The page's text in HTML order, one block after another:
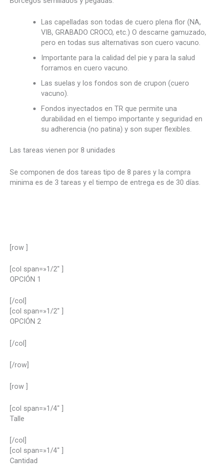
Las capelladas son todas de cuero plena flor (NA,
VIB, GRABADO CROCO, etc.) O descarne gamuzado,
pero en todas sus alternativas son cuero vacuno.
Importante para la calidad del pie y para la salud
forramos en cuero vacuno.
Las suelas y los fondos son de crupon (cuero
vacuno).
Fondos inyectados en TR que permite una
durabilidad en el tiempo importante y seguridad en
su adherencia (no patina) y son super flexibles.
Las tareas vienen por 8 unidades
Se componen de dos tareas tipo de 8 pares y la compra
minima es de 3 tareas y el tiempo de entrega es de 30 días.
[row ]
[col span=»1/2″ ]
OPCIÓN 1
[/col]
[col span=»1/2″ ]
OPCIÓN 2
[/col]
[/row]
[row ]
[col span=»1/4″ ]
Talle
[/col]
[col span=»1/4″ ]
Cantidad